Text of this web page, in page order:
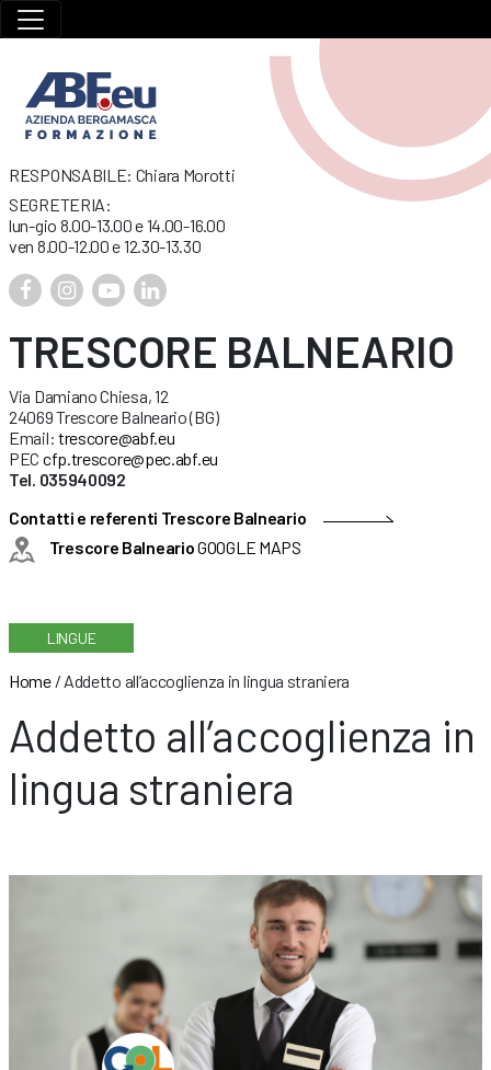
RESPONSABILE: Chiara Morotti
SEGRETERIA:
lun-gio 8.00-13.00 e 14.00-16.00
ven 8.00-12.00 e 12.30-13.30
TRESCORE BALNEARIO
Via Damiano Chiesa, 12
24069 Trescore Balneario (BG)
Email: trescore@abf.eu
PEC cfp.trescore@pec.abf.eu
Tel. 035940092
Contatti e referenti Trescore Balneario
Trescore BalnearioGOOGLE MAPS
LINGUE
Home/ Addetto all’accoglienza in lingua straniera
Addetto all’accoglienza in
lingua straniera